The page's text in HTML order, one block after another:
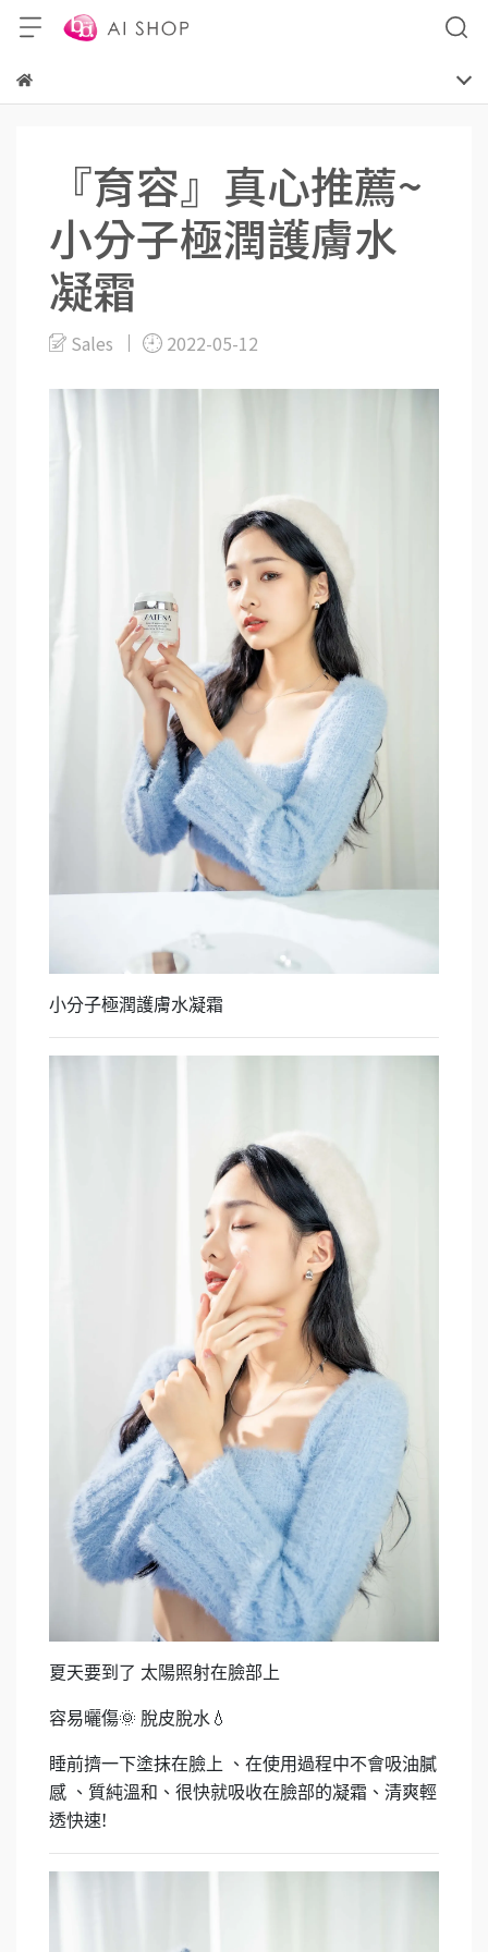
『育容』真心推薦~
小分子極潤護膚水
凝霜
Sales 2022-05-12
小分子極潤護膚水凝霜
夏天要到了 太陽照射在臉部上
容易曬傷🌞 脫皮脫水 💧
睡前擠一下塗抹在臉上 、在使用過程中不會吸油膩
感 、質純溫和、很快就吸收在臉部的凝霜、清爽輕
透快速!